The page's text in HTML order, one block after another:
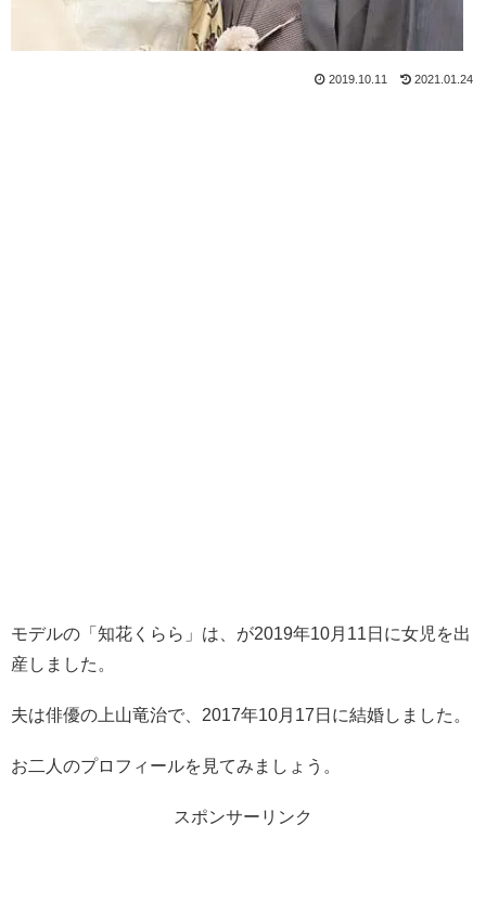
2019.10.11 2021.01.24
モデルの「知花くらら」は、が2019年10月11日に女児を出
産しました。
夫は俳優の上山竜治で、2017年10月17日に結婚しました。
お二人のプロフィールを見てみましょう。
スポンサーリンク